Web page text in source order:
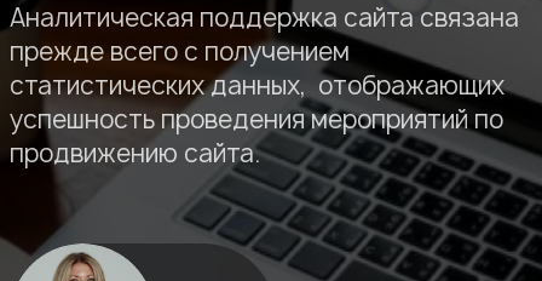
Аналитическая поддержка сайта связана
прежде всего с получением
статистических данных, отображающих
успешность проведения мероприятий по
продвижению сайта.